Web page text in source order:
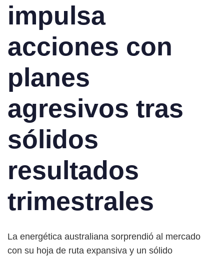
impulsa
acciones con
planes
agresivos tras
sólidos
resultados
trimestrales
La energética australiana sorprendió al mercado
con su hoja de ruta expansiva y un sólido